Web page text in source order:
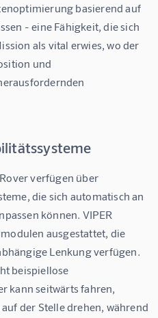
basierend auf
- eine Fähigkeit, die sich
als vital erwies, wo der
und
verfügen über
die sich automatisch an
können. VIPER
ausgestattet, die
Lenkung verfügen.
beispiellose
kann seitwärts fahren,
der Stelle drehen, während